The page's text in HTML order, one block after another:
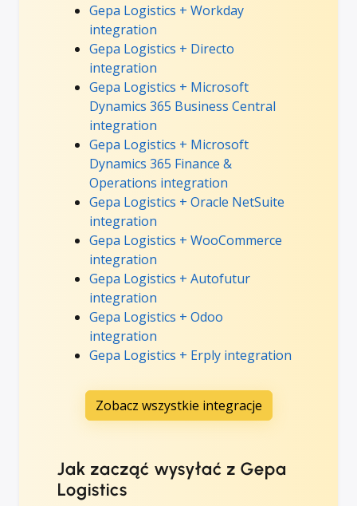
Gepa Logistics + Workday
integration
Gepa Logistics + Directo
integration
Gepa Logistics + Microsoft
Dynamics 365 Business Central
integration
Gepa Logistics + Microsoft
Dynamics 365 Finance &
Operations integration
Gepa Logistics + Oracle NetSuite
integration
Gepa Logistics + WooCommerce
integration
Gepa Logistics + Autofutur
integration
Gepa Logistics + Odoo
integration
Gepa Logistics + Erply integration
Zobacz wszystkie integracje
Jak zacząć wysyłać z Gepa
Logistics